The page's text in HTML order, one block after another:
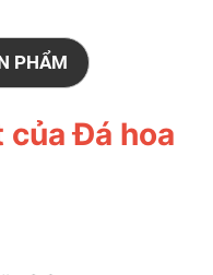
PHẨM
Đá hoa